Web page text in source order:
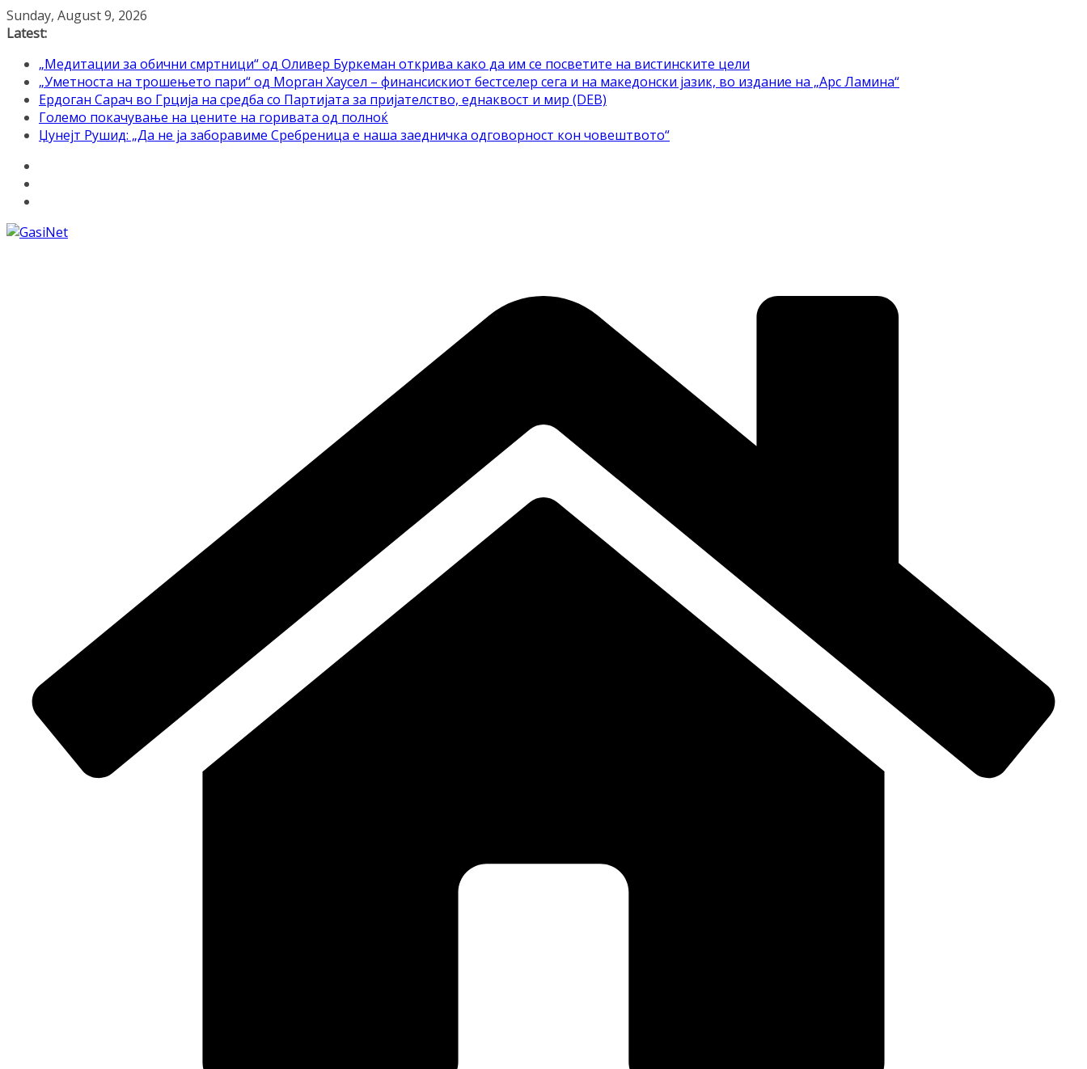
Skip
to
Sunday, August 9, 2026
Latest:
„Медитации за обични смртници“ од Оливер Буркеман открива како да им се посветите на вистинските цели
„Уметноста на трошењето пари“ од Морган Хаусел – финансискиот бестселер сега и на македонски јазик, во издание на „Арс Ламина“
Ердоган Сарач во Грција на средба со Партијата за пријателство, еднаквост и мир (DEB)
Големо покачување на цените на горивата од полноќ
Џунејт Рушид: „Да не ја заборавиме Сребреница е наша заедничка одговорност кон човештвото“